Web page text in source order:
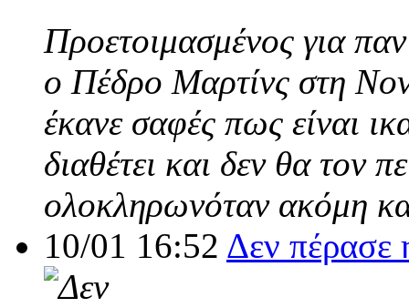
Προετοιμασμένος για
ο Πέδρο Μαρτίνς στη
έκανε σαφές πως είναι
διαθέτει και δεν θα τον
ολοκληρωνόταν ακόμη
10/01 16:52 Δεν πέρασε